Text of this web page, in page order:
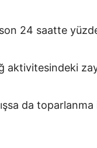
24 saatte
aktivitesindeki
da